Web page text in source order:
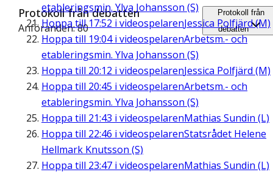
etableringsmin. Ylva Johansson (S)
Hoppa till17:52 i videospelarenJessica Polfjärd (M)
Hoppa till 19:04i videospelarenArbetsm.- och
etableringsmin. Ylva Johansson (S)
Hoppa till 20:12 i videospelarenJessica Polfjärd (M)
Hoppa till 20:45 i videospelarenArbetsm.- och
etableringsmin. Ylva Johansson (S)
Hoppa till 21:43 i videospelarenMathias Sundin (L)
Hoppa till 22:46 i videospelarenStatsrådet Helene
Hellmark Knutsson (S)
Hoppa till 23:47 i videospelarenMathias Sundin (L)
Protokoll från debatten
Anföranden: 80
Protokoll från
debatten